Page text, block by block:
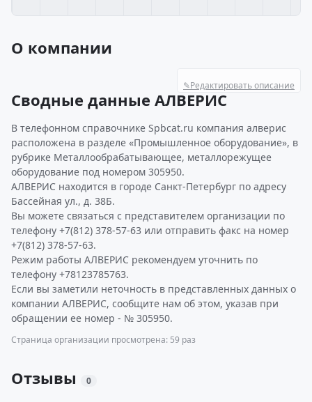
О компании
✎Редактировать описание
Сводные данные АЛВЕРИС
В телефонном справочнике Spbcat.ru компания алверис
расположена в разделе «Промышленное оборудование», в
рубрике Металлообрабатывающее, металлорежущее
оборудование под номером 305950.
АЛВЕРИС находится в городе Санкт-Петербург по адресу
Бассейная ул., д. 38Б.
Вы можете связаться с представителем организации по
телефону +7(812) 378-57-63 или отправить факс на номер
+7(812) 378-57-63.
Режим работы АЛВЕРИС рекомендуем уточнить по
телефону +78123785763.
Если вы заметили неточность в представленных данных о
компании АЛВЕРИС, сообщите нам об этом, указав при
обращении ее номер - № 305950.
Страница организации просмотрена: 59 раз
Отзывы 0